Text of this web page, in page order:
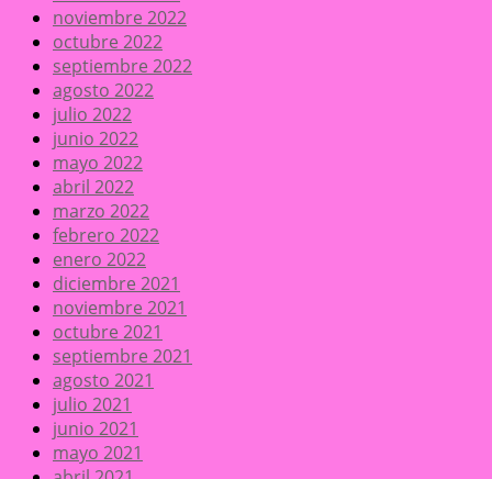
noviembre 2022
octubre 2022
septiembre 2022
agosto 2022
julio 2022
junio 2022
mayo 2022
abril 2022
marzo 2022
febrero 2022
enero 2022
diciembre 2021
noviembre 2021
octubre 2021
septiembre 2021
agosto 2021
julio 2021
junio 2021
mayo 2021